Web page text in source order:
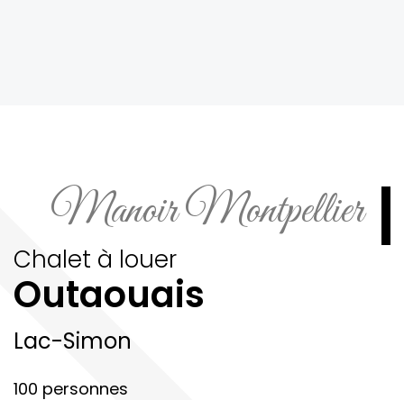
Manoir Montpellier
Chalet à louer
Outaouais
Lac-Simon
100 personnes